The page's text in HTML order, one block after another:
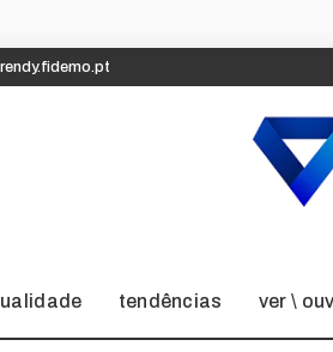
tendências ver \